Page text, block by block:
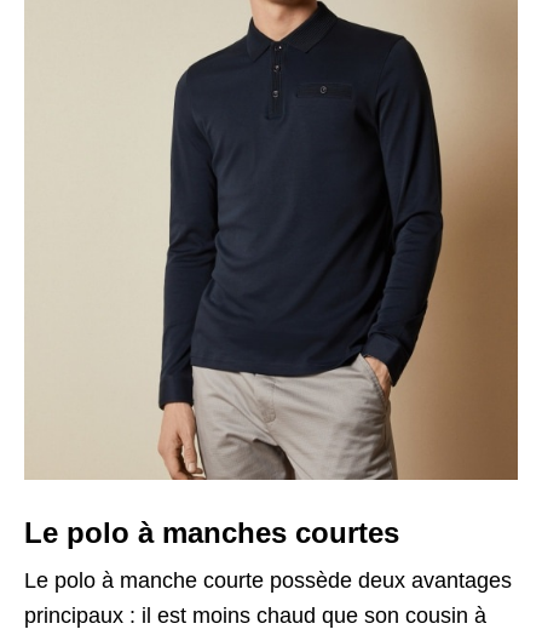
Le polo à manches courtes
Le polo à manche courte possède deux avantages
principaux : il est moins chaud que son cousin à